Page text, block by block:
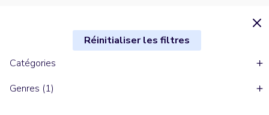
Réinitialiser les filtres
Catégories
Genres (1)